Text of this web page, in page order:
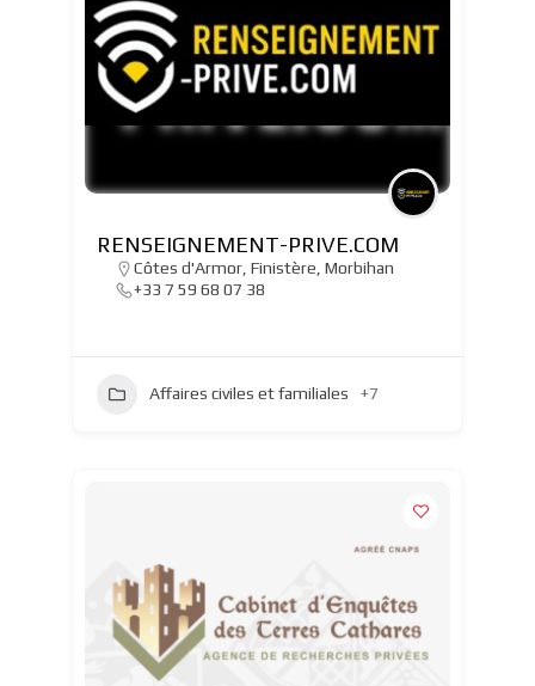
RENSEIGNEMENT-PRIVE.COM
Côtes d'Armor, Finistère Morbihan
+33 7 59 68 07 38
Affaires civiles et familiales +7